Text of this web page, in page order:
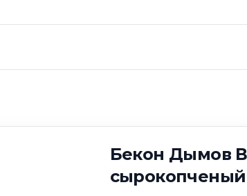
Бекон Дымов
сырокопченый